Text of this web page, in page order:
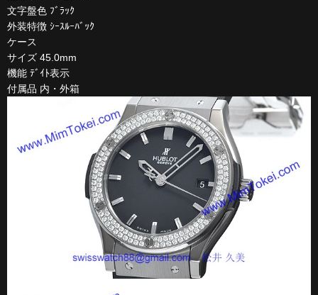
文字盤色 ﾌﾞﾗｯｸ
外装特徴 ｼｰｽﾙｰﾊﾞｯｸ
ケース
サイズ 45.0mm
機能 ﾃﾞｲﾄ表示
付属品 内・外箱